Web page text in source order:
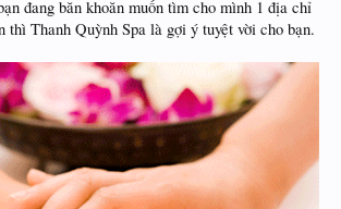
đang băn khoăn muốn tìm cho mình 1 địa chỉ
thì Thanh Quỳnh Spa là gợi ý tuyệt vời cho bạn.